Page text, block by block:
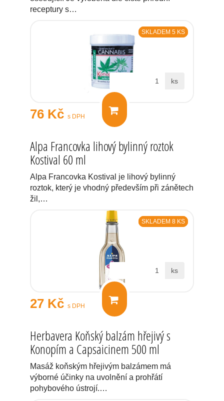
receptury s…
SKLADEM 5 KS
76 Kč s DPH
ks
Alpa Francovka lihový bylinný roztok
Kostival 60 ml
Alpa Francovka Kostival je lihový bylinný
roztok, který je vhodný především při zánětech
žil,…
SKLADEM 8 KS
27 Kč s DPH
ks
Herbavera Koňský balzám hřejivý s
Konopím a Capsaicinem 500 ml
Masáž koňským hřejivým balzámem má
výborné účinky na uvolnění a prohřátí
pohybového ústrojí.…